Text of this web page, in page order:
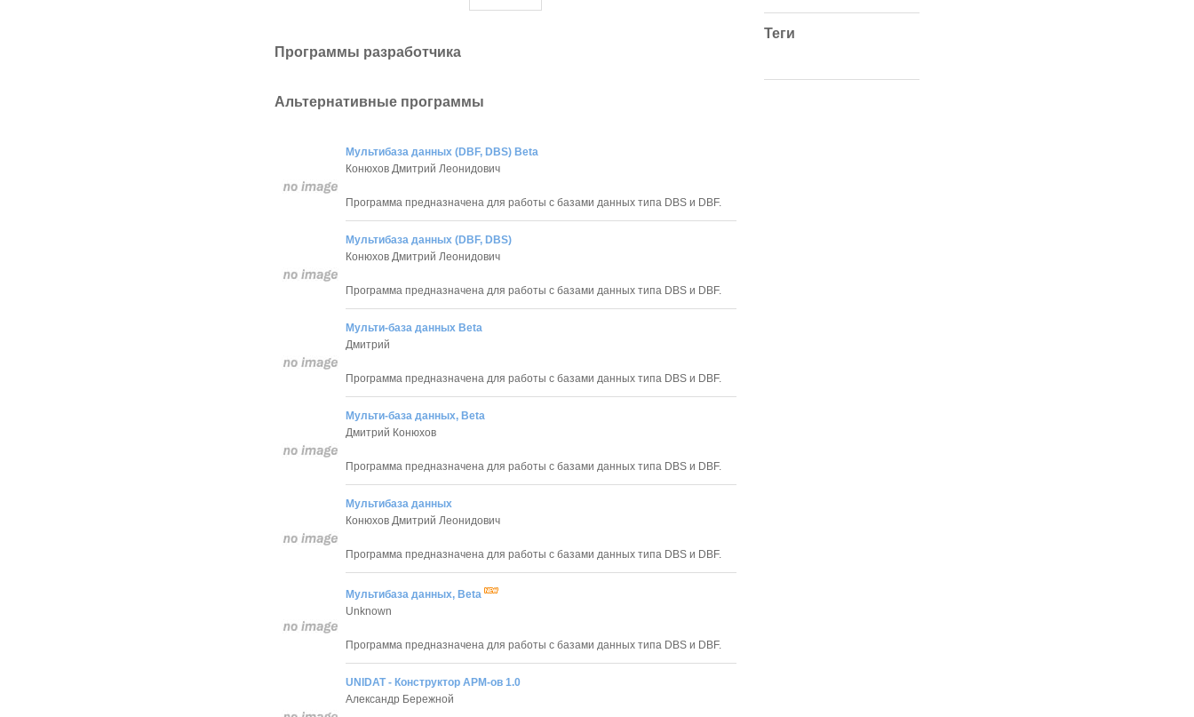
Программы разработчика
Альтернативные программы
Мультибаза данных (DBF, DBS) Beta
Конюхов Дмитрий Леонидович
Программа предназначена для работы с базами данных типа DBS и DBF.
Мультибаза данных (DBF, DBS)
Конюхов Дмитрий Леонидович
Программа предназначена для работы с базами данных типа DBS и DBF.
Мульти-база данных Beta
Дмитрий
Программа предназначена для работы с базами данных типа DBS и DBF.
Мульти-база данных, Beta
Дмитрий Конюхов
Программа предназначена для работы с базами данных типа DBS и DBF.
Мультибаза данных
Конюхов Дмитрий Леонидович
Программа предназначена для работы с базами данных типа DBS и DBF.
Мультибаза данных, Beta
Unknown
Программа предназначена для работы с базами данных типа DBS и DBF.
UNIDAT - Конструктор АРМ-ов 1.0
Александр Бережной
Теги